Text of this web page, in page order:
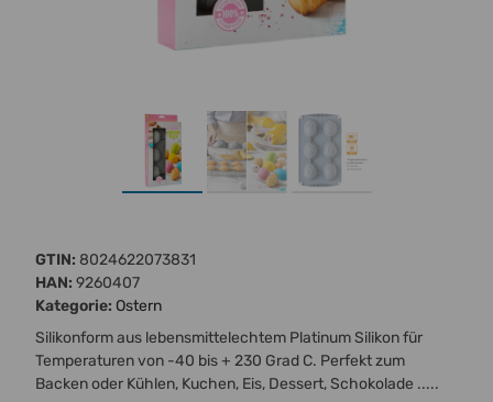
GTIN: 8024622073831
HAN: 9260407
Kategorie: Ostern
Silikonform aus lebensmittelechtem Platinum Silikon für
Temperaturen von -40 bis + 230 Grad C. Perfekt zum
Backen oder Kühlen, Kuchen, Eis, Dessert, Schokolade .....